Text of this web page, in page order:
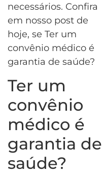
necessários. Confira
em nosso post de
hoje, se Ter um
convênio médico é
garantia de saúde?
Ter um
convênio
médico é
garantia de
saúde?